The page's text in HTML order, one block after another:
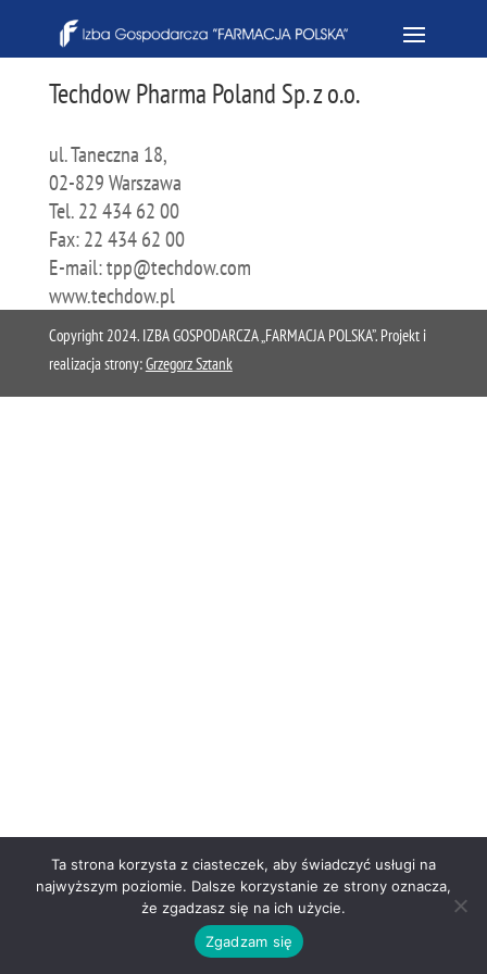
Techdow Pharma Poland Sp. z o.o.
ul. Taneczna 18,
02-829 Warszawa
Tel. 22 434 62 00
Fax: 22 434 62 00
E-mail: tpp@techdow.com
www.techdow.pl
Copyright 2024. IZBA GOSPODARCZA „FARMACJA POLSKA”. Projekt i
realizacja strony:Grzegorz Sztank
Ta strona korzysta z ciasteczek, aby świadczyć usługi na
najwyższym poziomie. Dalsze korzystanie ze strony oznacza,
że zgadzasz się na ich użycie.
Zgadzam się